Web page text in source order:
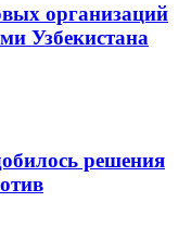
организаций
Узбекистана
решения